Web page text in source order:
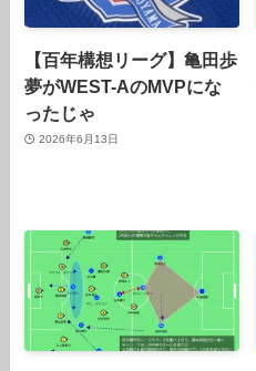
【百年構想リーグ】亀田歩
夢がWEST-AのMVPにな
ったじゃ
2026年6月13日